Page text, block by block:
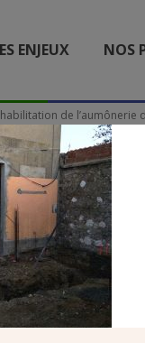
ENJEUX NOS
de l’aumônerie
DES